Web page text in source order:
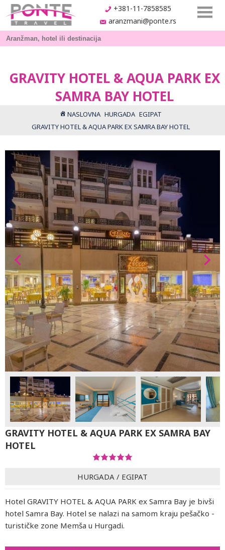
+381-11-7858585
aranzmani@ponte.rs
GRAVITY HOTEL & AQUA PARK EX
SAMRA BAY HOTEL
NASLOVNA HURGADA EGIPAT
GRAVITY HOTEL & AQUA PARK EX SAMRA BAY HOTEL
GRAVITY HOTEL & AQUA PARK EX SAMRA BAY
HOTEL
HURGADA / EGIPAT
Hotel GRAVITY HOTEL & AQUA PARK ex Samra Bay je bivši
hotel Samra Bay. Hotel se nalazi na samom kraju pešačko -
turističke zone Memša u Hurgadi.